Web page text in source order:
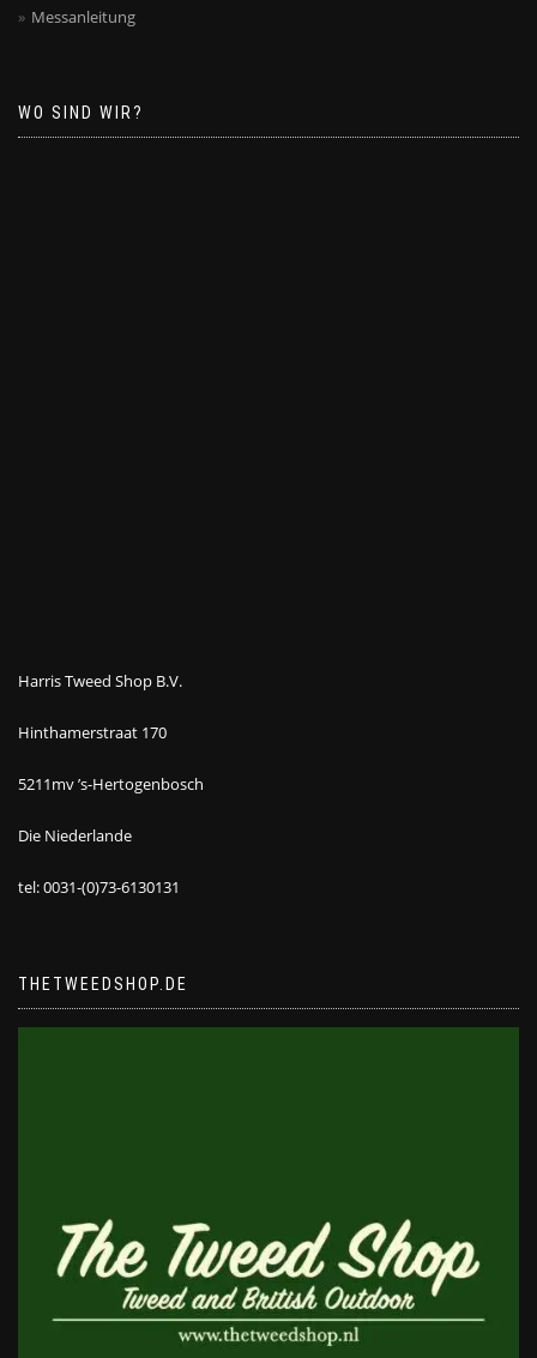
Messanleitung
WO SIND WIR?
Harris Tweed Shop B.V.
Hinthamerstraat 170
5211mv ’s-Hertogenbosch
Die Niederlande
tel: 0031-(0)73-6130131
THETWEEDSHOP.DE